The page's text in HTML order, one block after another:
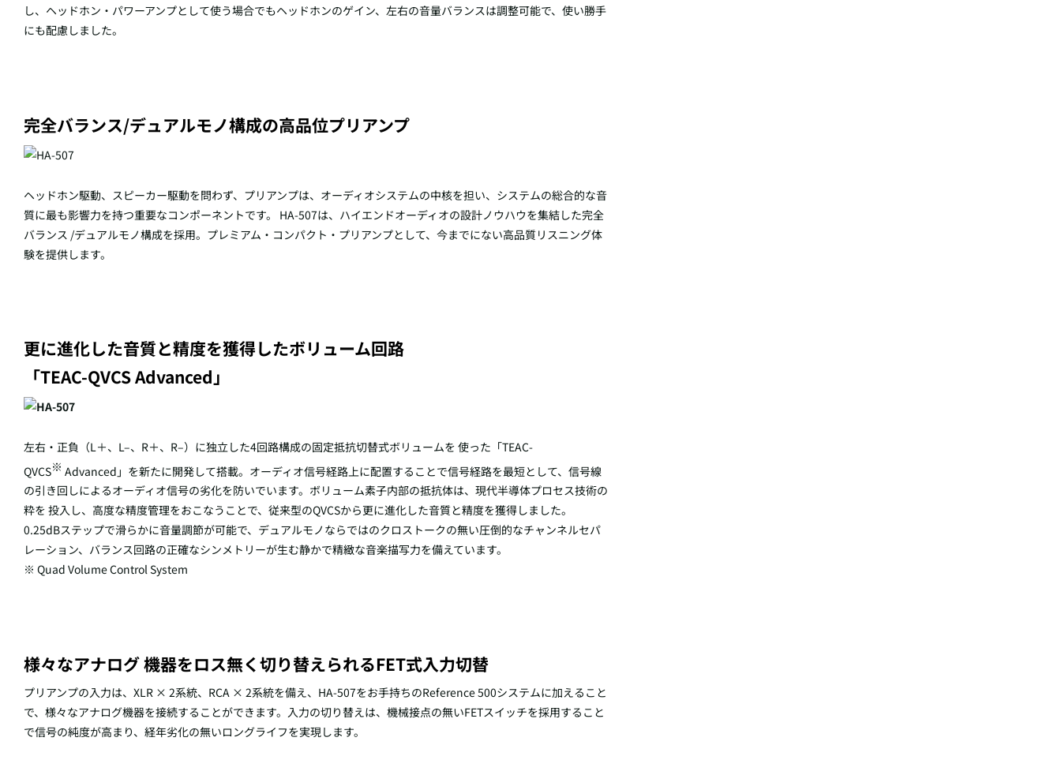
し、ヘッドホン・パワーアンプとして使う場合でもヘッドホンのゲイン、左右の音量バランスは調整可能で、使い勝手
にも配慮しました。
完全バランス/デュアルモノ構成の高品位プリアンプ
ヘッドホン駆動、スピーカー駆動を問わず、プリアンプは、オーディオシステムの中核を担い、システムの総合的な音
質に最も影響力を持つ重要なコンポーネントです。 HA-507は、ハイエンドオーディオの設計ノウハウを集結した完全
バランス /デュアルモノ構成を採用。プレミアム・コンパクト・プリアンプとして、今までにない高品質リスニング体
験を提供します。
更に進化した音質と精度を獲得したボリューム回路
「TEAC-QVCS Advanced」
左右・正負（L＋、L–、R＋、R–）に独立した4回路構成の固定抵抗切替式ボリュームを 使った「TEAC-
QVCS※ Advanced」を新たに開発して搭載。オーディオ信号経路上に配置することで信号経路を最短として、信号線
の引き回しによるオーディオ信号の劣化を防いでいます。ボリューム素子内部の抵抗体は、現代半導体プロセス技術の
粋を 投入し、高度な精度管理をおこなうことで、従来型のQVCSから更に進化した音質と精度を獲得しました。
0.25dBステップで滑らかに音量調節が可能で、デュアルモノならではのクロストークの無い圧倒的なチャンネルセパ
レーション、バランス回路の正確なシンメトリーが生む静かで精緻な音楽描写力を備えています。
※ Quad Volume Control System
様々なアナログ 機器をロス無く切り替えられるFET式入力切替
プリアンプの入力は、XLR × 2系統、RCA × 2系統を備え、HA-507をお手持ちのReference 500システムに加えること
で、様々なアナログ機器を接続することができます。入力の切り替えは、機械接点の無いFETスイッチを採用すること
で信号の純度が高まり、経年劣化の無いロングライフを実現します。